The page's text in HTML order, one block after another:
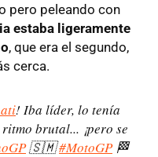
pero peleando con
estaba ligeramente
, que era el segundo,
cerca.
! Iba líder, lo tenía
brutal... ¡pero se
🇸🇲#MotoGP🏁